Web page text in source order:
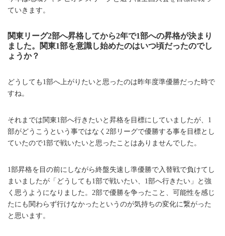
ていきます。
関東リーグ2部へ昇格してから2年で1部への昇格が決まり
ました。関東1部を意識し始めたのはいつ頃だったのでし
ょうか？
どうしても1部へ上がりたいと思ったのは昨年度準優勝だった時で
すね。
それまでは関東1部へ行きたいと昇格を目標にしていましたが、1
部がどうこうという事ではなく2部リーグで優勝する事を目標とし
ていたので1部で戦いたいと思ったことはありませんでした。
1部昇格を目の前にしながら終盤失速し準優勝で入替戦で負けてし
まいましたが「どうしても1部で戦いたい、1部へ行きたい」と強
く思うようになりました。2部で優勝を争ったこと、可能性を感じ
たにも関わらず行けなかったというのが気持ちの変化に繋がった
と思います。